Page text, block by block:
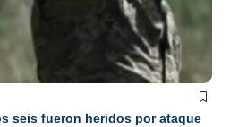
seis fueron heridos por ataque